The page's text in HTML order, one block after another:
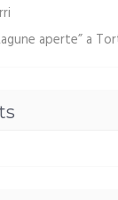
aperte” a